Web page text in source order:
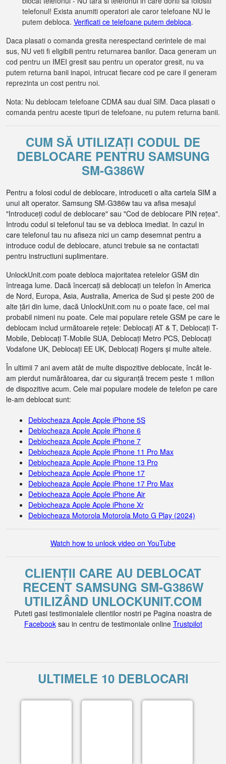
telefonul! Exista anumiti operatori ale caror telefoane NU le
putem debloca. Verificati ce telefoane putem debloca.
Daca plasati o comanda gresita nerespectand cerintele de mai
sus, NU veti fi eligibili pentru returnarea banilor. Daca generam un
cod pentru un IMEI gresit sau pentru un operator gresit, nu va
putem returna banii inapoi, intrucat fiecare cod pe care il generam
reprezinta un cost pentru noi.
Nota: Nu deblocam telefoane CDMA sau dual SIM. Daca plasati o
comanda pentru aceste tipuri de telefoane, nu putem returna banii.
CUM SĂ UTILIZAȚI CODUL DE
DEBLOCARE PENTRU SAMSUNG
SM-G386W
Pentru a folosi codul de deblocare, introduceti o alta cartela SIM a
unui alt operator. Samsung SM-G386w tau va afisa mesajul
"Introduceți codul de deblocare" sau "Cod de deblocare PIN rețea".
Introdu codul si telefonul tau se va debloca imediat. In cazul in
care telefonul tau nu afiseza nici un camp desemnat pentru a
introduce codul de deblocare, atunci trebuie sa ne contactati
pentru instructiuni suplimentare.
UnlockUnit.com poate debloca majoritatea retelelor GSM din
întreaga lume. Dacă încercați să deblocați un telefon în America
de Nord, Europa, Asia, Australia, America de Sud și peste 200 de
alte țări din lume, dacă UnlockUnit.com nu o poate face, cel mai
probabil nimeni nu poate. Cele mai populare retele GSM pe care le
deblocam includ următoarele rețele: Deblocați AT & T, Deblocați T-
Mobile, Deblocați T-Mobile SUA, Deblocați Metro PCS, Deblocați
Vodafone UK, Deblocați EE UK, Deblocați Rogers și multe altele.
În ultimii 7 ani avem atât de multe dispozitive deblocate, încât le-
am pierdut numărătoarea, dar cu siguranță trecem peste 1 milion
de dispozitive acum. Cele mai populare modele de telefon pe care
le-am deblocat sunt:
Deblocheaza Apple Apple iPhone 5S
Deblocheaza Apple Apple iPhone 6
Deblocheaza Apple Apple iPhone 7
Deblocheaza Apple Apple iPhone 11 Pro Max
Deblocheaza Apple Apple iPhone 13 Pro
Deblocheaza Apple Apple iPhone 17
Deblocheaza Apple Apple iPhone 17 Pro Max
Deblocheaza Apple Apple iPhone Air
Deblocheaza Apple Apple iPhone Xr
Deblocheaza Motorola Motorola Moto G Play (2024)
Watch how to unlock video on YouTube
CLIENȚII CARE AU DEBLOCAT
RECENT SAMSUNG SM-G386W
UTILIZÂND UNLOCKUNIT.COM
Puteti gasi testimonialele clientilor nostri pe Pagina noastra de
Facebooksau in centru de testimoniale online Trustpilot
ULTIMELE 10 DEBLOCARI